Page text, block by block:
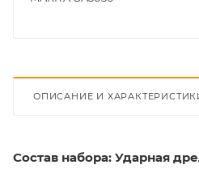
ОПИСАНИЕ И
Состав набора: Ударная